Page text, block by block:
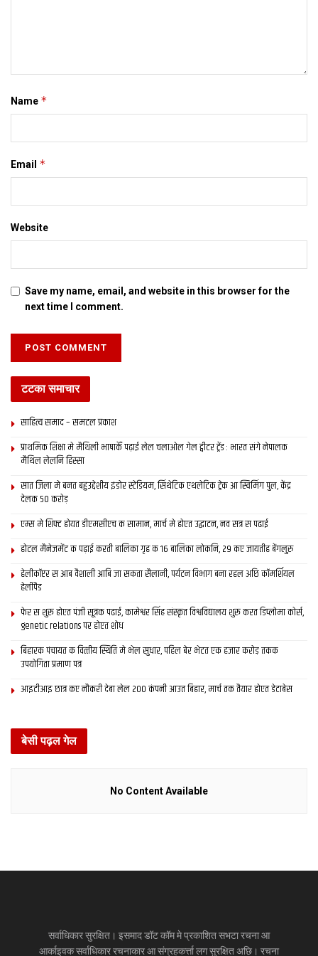
Name *
Email *
Website
Save my name, email, and website in this browser for the
next time I comment.
टटका समाचार
साहित्य समाद – समटल प्रकाश
प्राथमिक शि‍क्षा मे मैथि‍ली भाषाकेँ पढ़ाई लेल चलाओल गेल ट्वीटर ट्रेंड : भारत संगे नेपालक
मैथिल लेलनि हिस्सा
सात जिला मे बनत बहुउद्देशीय इंडोर स्‍टेडि‍यम, सिंथेटिक एथलेटिक ट्रेक आ स्विमिंग पुल, केंद्र
देलक 50 करोड़
एम्स मे शिफ्ट होयत डीएमसीएच क सामान, मार्च मे होएत उद्घाटन, नव सत्र स पढाई
होटल मैनेजमेंट क पढ़ाई करती बालिका गृह क 16 बालिका लोकनि, 29 कए जायतीह बेंगलुरु
हेलीकॉप्टर स आब वैशाली आबि जा सकता सैलानी, पर्यटन विभाग बना रहल अछि कॉमर्शियल
हेलीपैड
फेर स शुरू होएत पंजी सूत्रक पढाई, कामेश्वर सिंह संस्कृत विश्वविद्यालय शुरू करत डिप्लोमा कोर्स,
genetic relations पर होएत शोध
बिहारक पंचायत क वित्‍तीय स्थिति मे भेल सुधार, पहिल बेर भेटत एक हजार करोड़ तकक
उपयोगिता प्रमाण पत्र
आइटीआइ छात्र कए नौकरी देबा लेल 200 कंपनी आउत बिहार, मार्च तक तैयार होएत डेटाबेस
बेसी पढ़ल गेल
No Content Available
सर्वाधिकार सुरक्षित। इसमाद डॉट कॉम मे प्रकाशित सभटा रचना आ
आर्काइवक सर्वाधिकार रचनाकार आ संग्रहकर्त्ता लग सुरक्षित अछि। रचना